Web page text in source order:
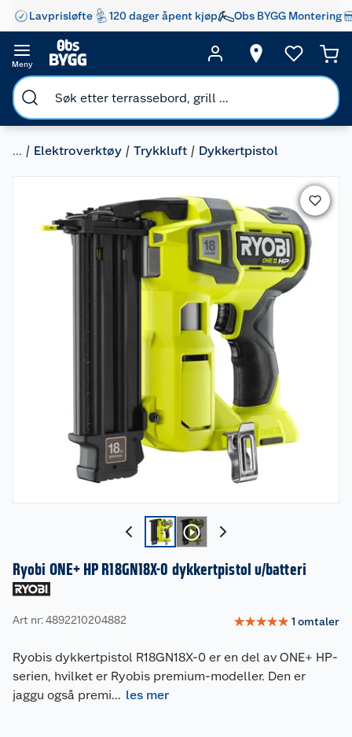
Lavprisløfte 120 dager åpent kjøp Obs BYGG Montering
Meny
... Elektroverktøy Trykkluft Dykkertpistol
Ryobi ONE+ HP R18GN18X-0 dykkertpistol u/batteri
Art nr: 4892210204882 ☆☆☆☆☆ 1 omtaler
Ryobis dykkertpistol R18GN18X-0 er en del av ONE+ HP-
serien, hvilket er Ryobis premium-modeller. Den er
jaggu også premi... les mer